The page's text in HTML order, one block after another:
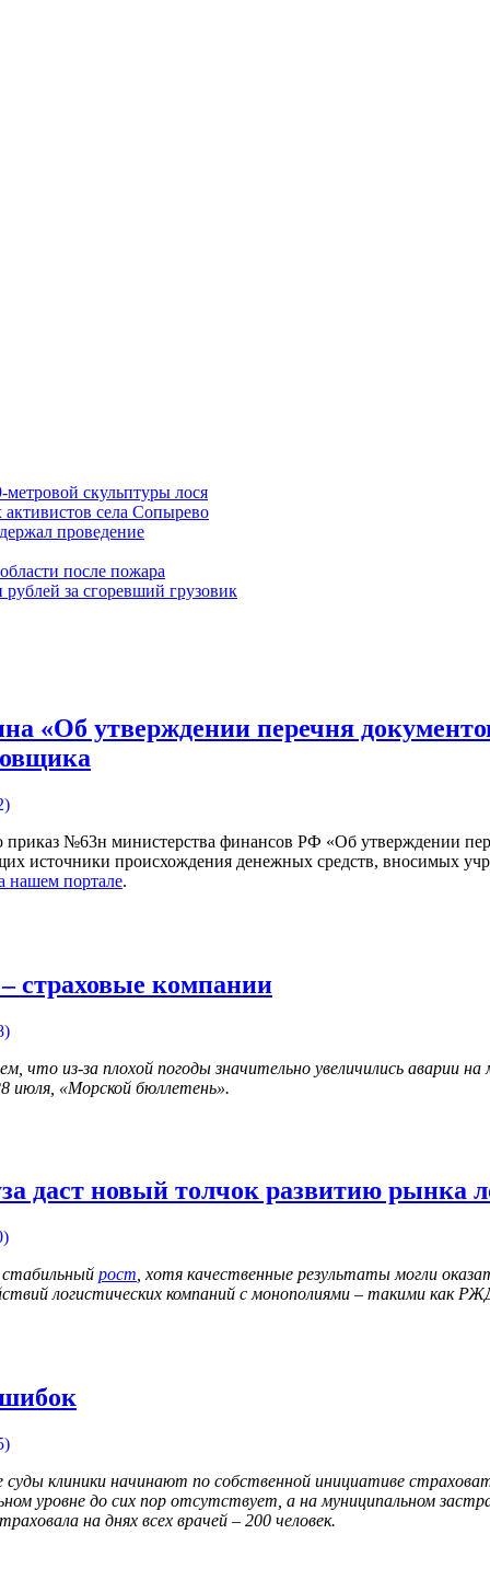
метровой скульптуры лося
села Сопырево
проведение
после пожара
за сгоревший грузовик
«Об утверждении перечня
приказ №63н министерства финансов РФ «Об утверждении
источники происхождения денежных средств, вносимых
нашем портале.
страховые компании
что из-за плохой погоды значительно увеличились аварии
июля, «Морской бюллетень».
даст новый толчок развитию рынка
стабильный рост , хотя качественные результаты могли
логистических компаний с монополиями – такими как
клиники начинают по собственной инициативе
уровне до сих пор отсутствует, а на муниципальном
на днях всех врачей – 200 человек.